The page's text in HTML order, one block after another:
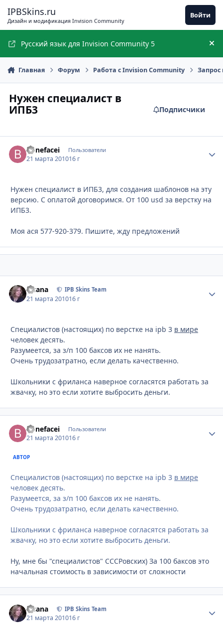
IPBSkins.ru
Дизайн и модификация Invision Community
Войти
Русский язык для Invision Community 5
Главная Форум Работа с Invision Community Запрос
Нужен специалист в
ИПБ3
Подписчики
Bonefacei Пользователи
21 марта 201016 г
Нужен специалист в ИПБ3, для создания шаблонов на эту
версию. С оплатой договоримся. От 100 usd за верстку на
ИПБ3.
Моя ася 577-920-379. Пишите, жду предложений
Fisana IPB Skins Team
21 марта 201016 г
Специалистов (настоящих) по верстке на ipb 3 в мире
человек десять.
Разумеется, за з/п 100 баксов их не нанять.
Очень трудозатратно, если делать качественно.
Школьники с фриланса наверное согласятся работать за
жвачку, но это если хотите выбросить деньги.
Bonefacei Пользователи
21 марта 201016 г
АВТОР
Специалистов (настоящих) по верстке на ipb 3 в мире
человек десять.
Разумеется, за з/п 100 баксов их не нанять.
Очень трудозатратно, если делать качественно.
Школьники с фриланса наверное согласятся работать за
жвачку, но это если хотите выбросить деньги.
Ну, мне бы "специалистов" СССРовских) За 100 баксов это
начальная стоимость в зависимости от сложности
Fisana IPB Skins Team
21 марта 201016 г